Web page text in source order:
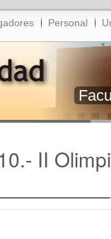
Personal
II